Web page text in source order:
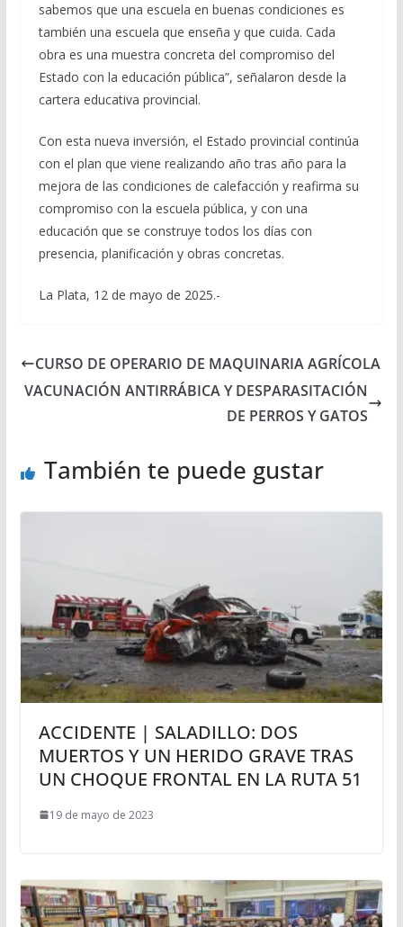
sabemos que una escuela en buenas condiciones es
también una escuela que enseña y que cuida. Cada
obra es una muestra concreta del compromiso del
Estado con la educación pública”, señalaron desde la
cartera educativa provincial.
Con esta nueva inversión, el Estado provincial continúa
con el plan que viene realizando año tras año para la
mejora de las condiciones de calefacción y reafirma su
compromiso con la escuela pública, y con una
educación que se construye todos los días con
presencia, planificación y obras concretas.
La Plata, 12 de mayo de 2025.-
CURSO DE OPERARIO DE MAQUINARIA AGRÍCOLA
VACUNACIÓN ANTIRRÁBICA Y DESPARASITACIÓN
DE PERROS Y GATOS
También te puede gustar
ACCIDENTE | SALADILLO: DOS
MUERTOS Y UN HERIDO GRAVE TRAS
UN CHOQUE FRONTAL EN LA RUTA 51
19 de mayo de 2023